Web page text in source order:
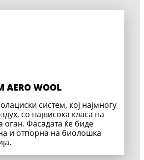
AERO WOOL
систем, кој најмногу
со највисока класа на
оган. Фасадата ќе биде
и отпорна на биолошка